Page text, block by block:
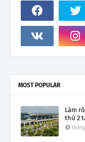
MOST POPULAR
Làm
thứ 2